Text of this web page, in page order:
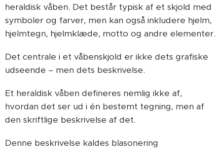
heraldisk våben. Det består typisk af et skjold med
symboler og farver, men kan også inkludere hjelm,
hjelmtegn, hjelmklæde, motto og andre elementer.
Det centrale i et våbenskjold er ikke dets grafiske
udseende – men dets beskrivelse.
Et heraldisk våben defineres nemlig ikke af,
hvordan det ser ud i én bestemt tegning, men af
den skriftlige beskrivelse af det.
Denne beskrivelse kaldes blasonering